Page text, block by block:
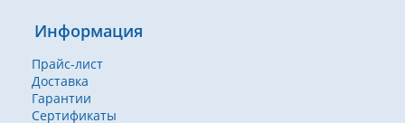
Информация
Прайс-лист
Доставка
Гарантии
Сертификаты